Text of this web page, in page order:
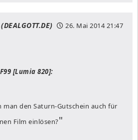
26. Mai 201421:47
[Lumia 820]:
man den Saturn-Gutschein auch für
Film einlösen?